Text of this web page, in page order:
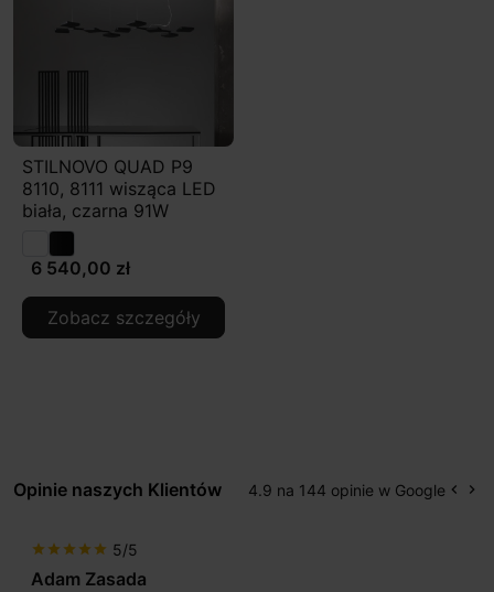
STILNOVO QUAD P9
8110, 8111 wisząca LED
biała, czarna 91W
6 540,00 zł
Zobacz szczegóły
Opinie naszych Klientów 4.9 na 144 opinie w Google keyboard_arrow_left keyboard_arrow_right
star star star star star 5/5
Adam Zasada